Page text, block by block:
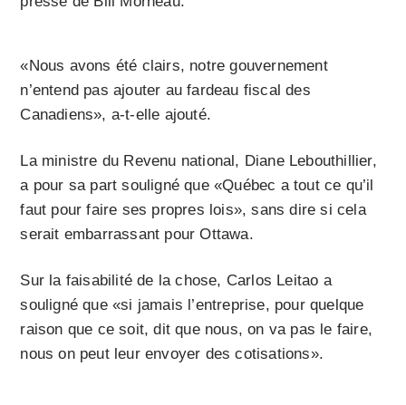
«Nous avons été clairs, notre gouvernement
n’entend pas ajouter au fardeau fiscal des
Canadiens», a-t-elle ajouté.
La ministre du Revenu national, Diane Lebouthillier,
a pour sa part souligné que «Québec a tout ce qu’il
faut pour faire ses propres lois», sans dire si cela
serait embarrassant pour Ottawa.
Sur la faisabilité de la chose, Carlos Leitao a
souligné que «si jamais l’entreprise, pour quelque
raison que ce soit, dit que nous, on va pas le faire,
nous on peut leur envoyer des cotisations».